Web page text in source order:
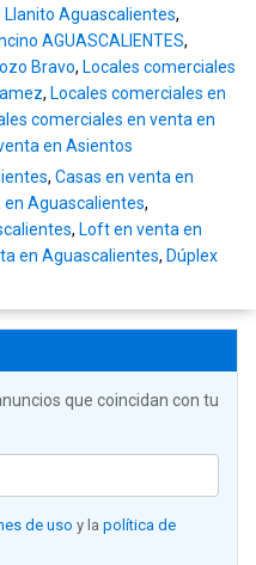
Llanito Aguascalientes,
AGUASCALIENTES,
Bravo, Locales comerciales
, Locales comerciales en
comerciales en venta en
en Asientos
, Casas en venta en
Aguascalientes,
, Loft en venta en
en Aguascalientes, Dúplex
que coincidan con tu
de uso y la política de